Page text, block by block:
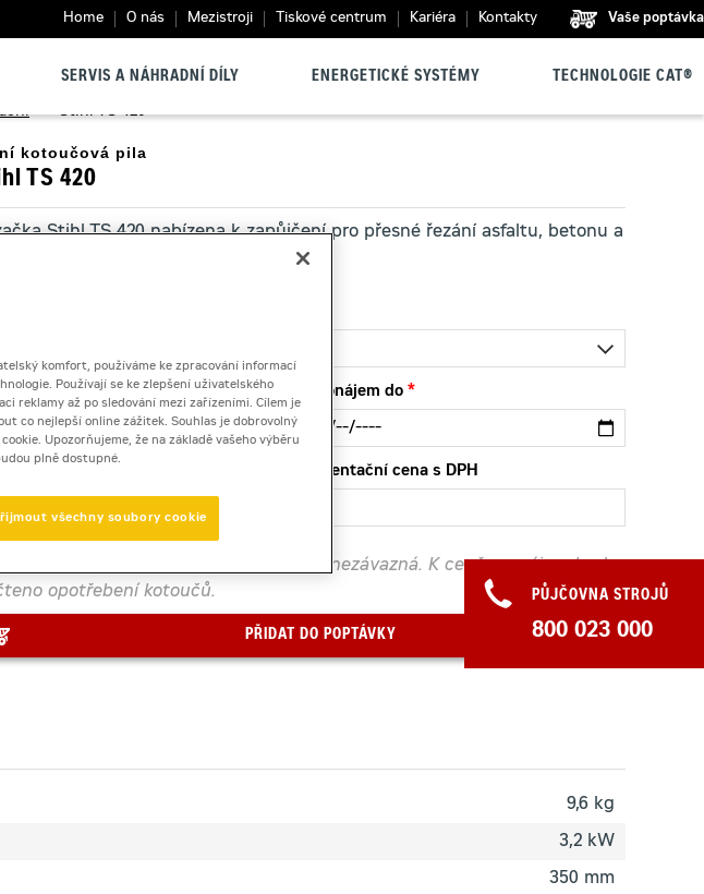
Home O nás Mezistroji Tiskové centrum Kariéra Kontakty Vaše poptávka
SERVIS A NÁHRADNÍ DÍLY ENERGETICKÉ SYSTÉMY TECHNOLOGIE CAT®
PŮJČOVNA STROJŮ
800 023 000
> Stihl TS 420
kotoučová pila
TS 420
Stihl TS 420 nabízena k zapůjčení pro přesné řezání asfaltu, betonu a
od Pronájem do
Orientační cena s DPH
cena je orientační. Poptávka je nezávazná. K ceně pronájmu bude
opotřebení kotoučů.
PŘIDAT DO POPTÁVKY
9,6 kg
3,2 kW
350 mm
komfort, používáme ke zpracování informací
Používají se ke zlepšení uživatelského
reklamy až po sledování mezi zařízeními. Cílem je
co nejlepší online zážitek. Souhlas je dobrovolný
Upozorňujeme, že na základě vašeho výběru
plně dostupné.
všechny soubory cookie